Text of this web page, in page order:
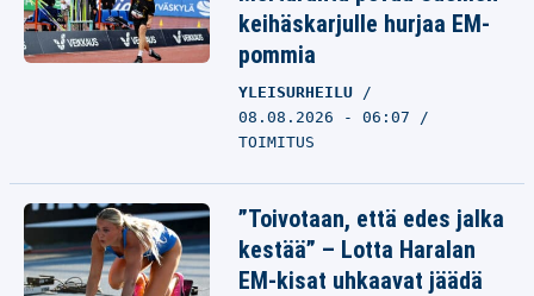
keihäskarjulle hurjaa EM-
pommia
YLEISURHEILU
08.08.2026 - 06:07
TOIMITUS
”Toivotaan, että edes jalka
kestää” – Lotta Haralan
EM-kisat uhkaavat jäädä